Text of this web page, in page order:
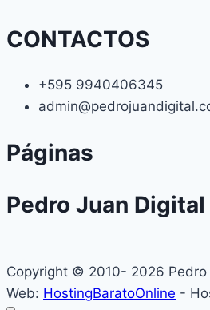
CONTACTOS
+595 9940406345
Páginas
Pedro Juan Digital
Copyright © 2010- 2026
Web: HostingBaratoOnline -